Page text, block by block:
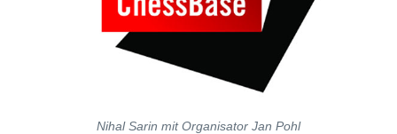
Nihal Sarin mit Organisator Jan Pohl